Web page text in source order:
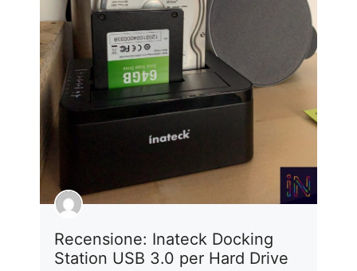
Recensione: Inateck Docking
Station USB 3.0 per Hard Drive